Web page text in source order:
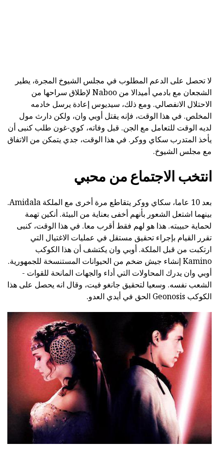
لا تحصل على الدعم المطلوب في مجلس الشيوخ المجرة، يطير
الشجعان مع بادمي أميدالا من Naboo لإطلاق سراحها من
الاحتلال الانفصالي. ومع ذلك، سيديوس إعادة يرسل خادمه
المخلص. في هذا الوقت، فإنه يقتل أوبي وان، ولكن دارث مول
لديه الوقت للتعامل مع الجن. قبل وفاته، كوي-غون طلب كنبى أن
يأخذ المتدرب سكاي ووكر. في هذا الوقت، جدي يتمكن من الاتفاق
مع مجلس الشيوخ.
انتخب الاجتماع من محبي
بعد 10 عاما، سكاي ووكر يتقاطع مرة أخرى مع الملكة Amidala.
بينهما اشتعل الشعور بأنهم أخفى بعناية من البيئة. أنكين تهمة
لحماية حبيبته. هذا هو لهم فقط أقرب معا. في هذا الوقت، كنبى
تقرر القيام بإجراء تحقيق مستقل في عمليات الاغتيال التي
ارتكبت من قبل الملكة. أوبي وان يكتشف أن هذا الكوكب
Kamino إنشاء جيش ضخم من الحيوانات المستنسخة للجمهورية.
أوبي وان يدرك المحاولات التي أداء والجهات المانحة للقوات -
الشعب نفسه. وسعيا لتحقيق جانغو فيت، وقال انه يحصل على هذا
الكوكب Geonosis الحق في أيدي العدو.